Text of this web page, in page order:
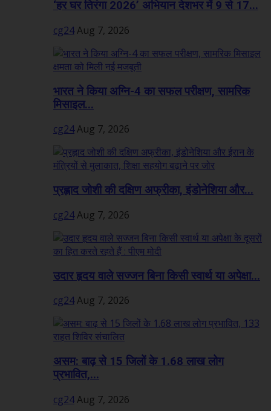
‘हर घर तिरंगा 2026’ अभियान देशभर में 9 से 17...
cg24Aug 7, 2026
भारत ने किया अग्नि-4 का सफल परीक्षण, सामरिक
मिसाइल...
cg24Aug 7, 2026
प्रह्लाद जोशी की दक्षिण अफ्रीका, इंडोनेशिया और...
cg24Aug 7, 2026
उदार हृदय वाले सज्जन बिना किसी स्वार्थ या अपेक्षा...
cg24Aug 7, 2026
असम: बाढ़ से 15 जिलों के 1.68 लाख लोग
प्रभावित,...
cg24Aug 7, 2026